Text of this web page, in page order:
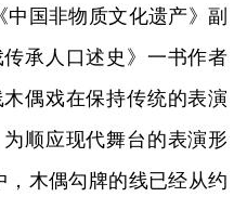
国非物质文化遗产》副
承人口述史》一书作者
偶戏在保持传统的表演
顺应现代舞台的表演形
，木偶勾牌的线已经从约